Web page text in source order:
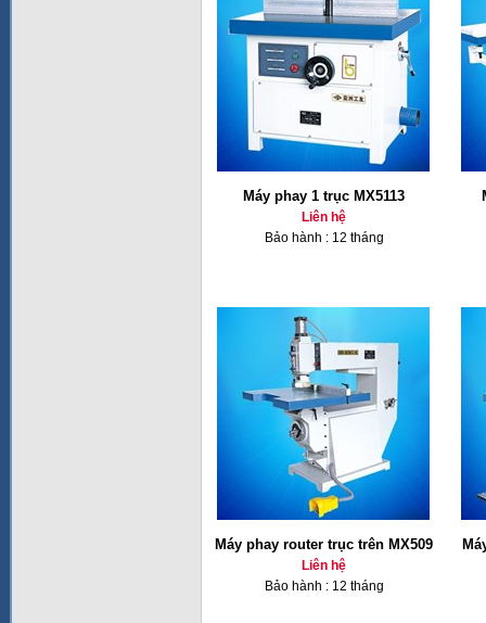
Máy phay 1 trục MX5113
Liên hệ
Bảo hành : 12 tháng
Máy phay router trục trên MX509
Liên hệ
Bảo hành : 12 tháng